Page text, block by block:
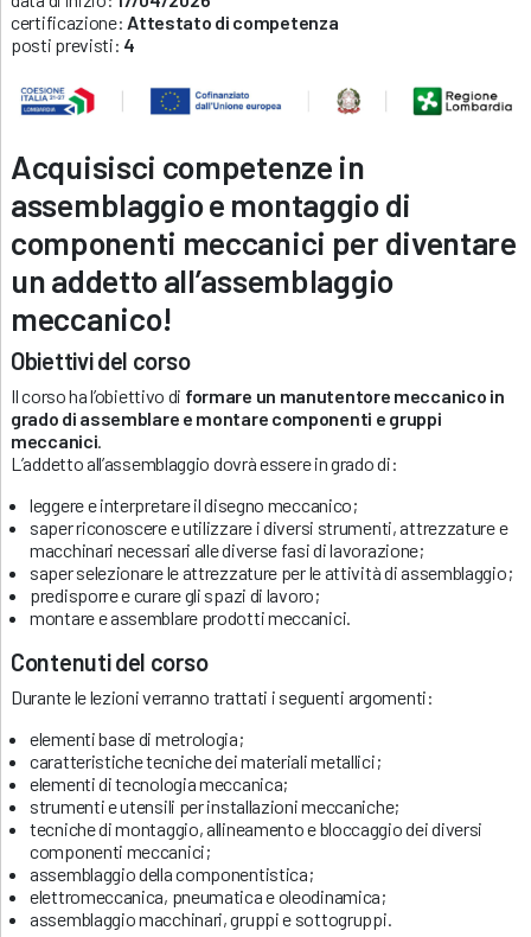
certificazione: Attestato di competenza
posti previsti: 4
Acquisisci competenze in
assemblaggio e montaggio di
componenti meccanici per diventare
un addetto all’assemblaggio
meccanico!
Obiettivi del corso
Il corso ha l’obiettivo di formare un manutentore meccanico in
grado di assemblare e montare componenti e gruppi
meccanici.
L’addetto all’assemblaggio dovrà essere in grado di:
leggere e interpretare il disegno meccanico;
saper riconoscere e utilizzare i diversi strumenti, attrezzature e
macchinari necessari alle diverse fasi di lavorazione;
saper selezionare le attrezzature per le attività di assemblaggio;
predisporre e curare gli spazi di lavoro;
montare e assemblare prodotti meccanici.
Contenuti del corso
Durante le lezioni verranno trattati i seguenti argomenti:
elementi base di metrologia;
caratteristiche tecniche dei materiali metallici;
elementi di tecnologia meccanica;
strumenti e utensili per installazioni meccaniche;
tecniche di montaggio, allineamento e bloccaggio dei diversi
componenti meccanici;
assemblaggio della componentistica;
elettromeccanica, pneumatica e oleodinamica;
assemblaggio macchinari, gruppi e sottogruppi.